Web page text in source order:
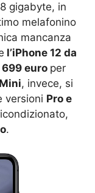
gigabyte, in
melafonino
mancanza
l’iPhone 12 da
699 euro per
Mini, invece, si
versioni Pro e
.